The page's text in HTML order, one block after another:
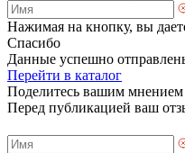
Нажимая на кнопку, вы
Спасибо
Данные успешно
Перейти в каталог
Поделитесь вашим мнением
Перед публикацией ваш